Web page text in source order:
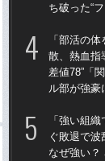
ち破った“
「部活の
散、熱血指
差値78”「
ル部が強豪
「強い組
ぐ敗退で
なぜ強い？